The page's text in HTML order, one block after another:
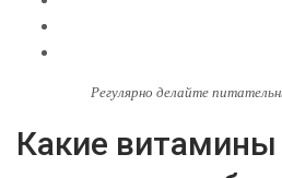
Регулярно делайте
Какие витамины